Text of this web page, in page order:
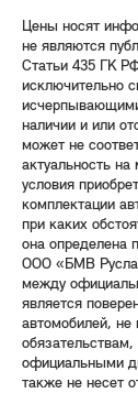
Цены носят
не являются
Статьи 435 ГК
исключительно
наличии и или
может не
актуальность
условия
комплектации
при каких
она определена
ООО «БМВ
между
является
автомобилей, не
официальными
также не несет